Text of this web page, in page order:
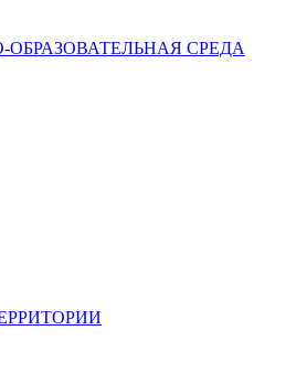
СРЕДА